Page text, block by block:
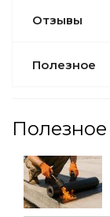
Отзывы
Полезное
Полезное